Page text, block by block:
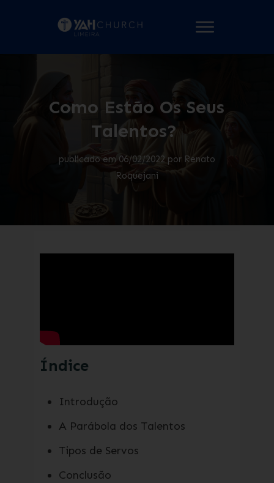
Como Estão Os Seus
Talentos?
publicado em 06/02/2022 por Renato
Roquejani
Índice
Introdução
A Parábola dos Talentos
Tipos de Servos
Conclusão